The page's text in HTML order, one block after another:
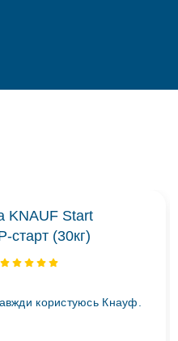
KNAUF Start
(30кг)
користуюсь Кнауф.